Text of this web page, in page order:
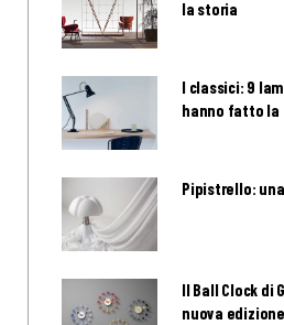
la storia
I classici: 9
hanno fatto la
Pipistrello:
Il Ball Clock di
nuova